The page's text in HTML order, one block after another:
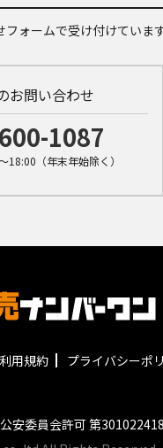
ォームで受け付けていま
お問い合わせ
1087
18:00（年末年始除く）
利用規約 プライバシーポ
安委員会許可 第